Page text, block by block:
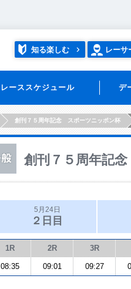
知る楽しむ レーサ
レーススケジュール デ
創刊７５周年記念 スポーツニッポン杯
創刊７５周年記
5月24日
２日目
1R 2R 3R
08:35 09:01 09:27